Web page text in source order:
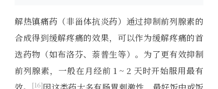
解热镇痛药（非甾体抗炎药）通过抑制前列腺素的
合成得到缓解疼痛的效果，可以作为缓解疼痛的首
选药物（如布洛芬、萘普生等）。为了更有效抑制
前列腺素，一般在月经前 1 ~ 2 天时开始服用最有
16